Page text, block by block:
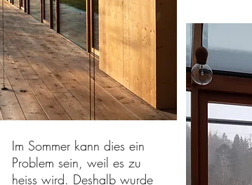
Im Sommer kann dies ein
Problem sein, weil es zu
heiss wird. Deshalb wurde